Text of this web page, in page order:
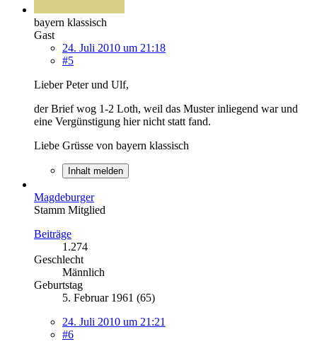
bayern klassisch
Gast
24. Juli 2010 um 21:18
#5
Lieber Peter und Ulf,
der Brief wog 1-2 Loth, weil das Muster inliegend war und
eine Vergünstigung hier nicht statt fand.
Liebe Grüsse von bayern klassisch
Inhalt melden
Magdeburger
Stamm Mitglied
Beiträge
1.274
Geschlecht
Männlich
Geburtstag
5. Februar 1961 (65)
24. Juli 2010 um 21:21
#6